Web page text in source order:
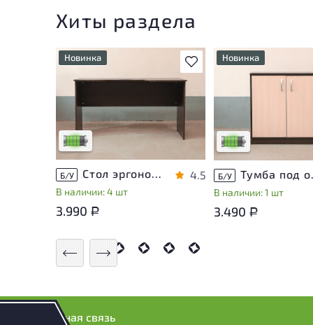
Хиты раздела
В избранное
Новинка
У товара присутствуют
незначительные следы
эксплуатации, не влияющие
на удобство его
использования
Низкая степень износа
Б/У Стол эргономичный ЛДСП Венге
В наличии: 4 шт
4.5
3.990 Р
Новинка
У товара
незначительные
эксплуатации, не
на удобство его
Низкая степень
Б/У
В наличии: 1 шт
3.490 Р
Обратная связь